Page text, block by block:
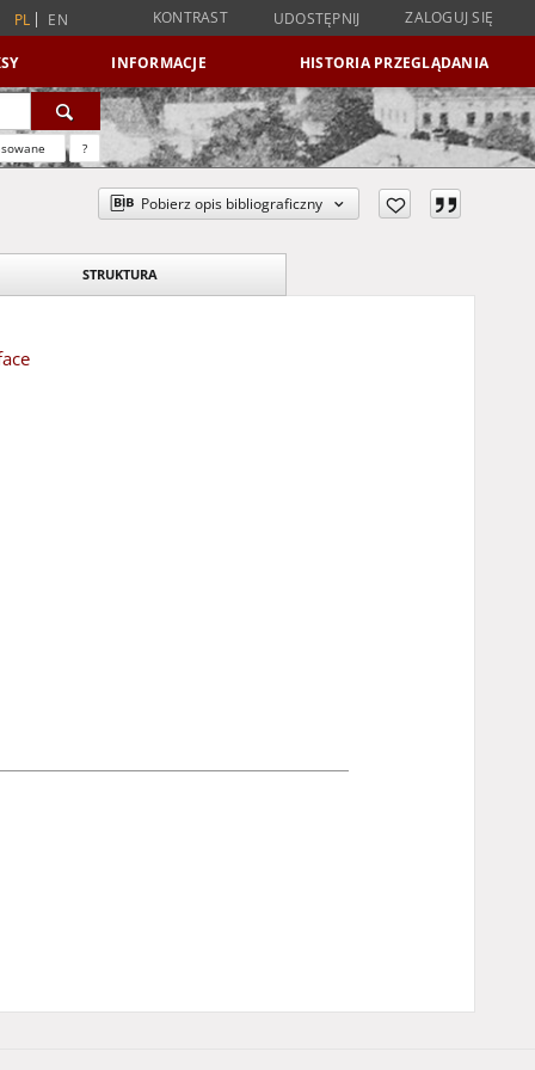
PL EN KONTRAST UDOSTĘPNIJ ZALOGUJ SIĘ
INFORMACJE HISTORIA PRZEGLĄDANIA
?
Pobierz opis bibliograficzny
STRUKTURA